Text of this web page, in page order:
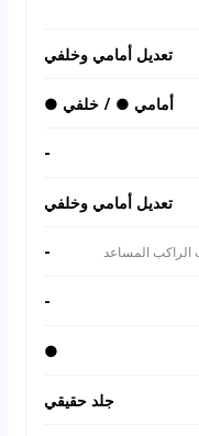
تعديل أمامي وخلفي
أمامي ● / خلفي ●
-
تعديل أمامي وخلفي
الراكب المساعد -
-
●
جلد حقيقي